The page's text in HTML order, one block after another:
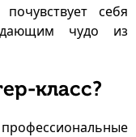
себя
чудо из
класс?